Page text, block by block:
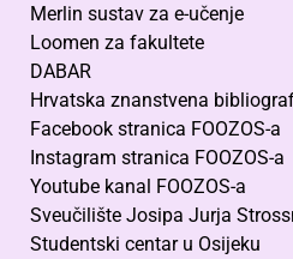
Merlin sustav za e-učenje
Loomen za fakultete
DABAR
Hrvatska znanstvena
Facebook stranica FOOZOS-a
Instagram stranica FOOZOS-a
Youtube kanal FOOZOS-a
Sveučilište Josipa Jurja
Studentski centar u Osijeku